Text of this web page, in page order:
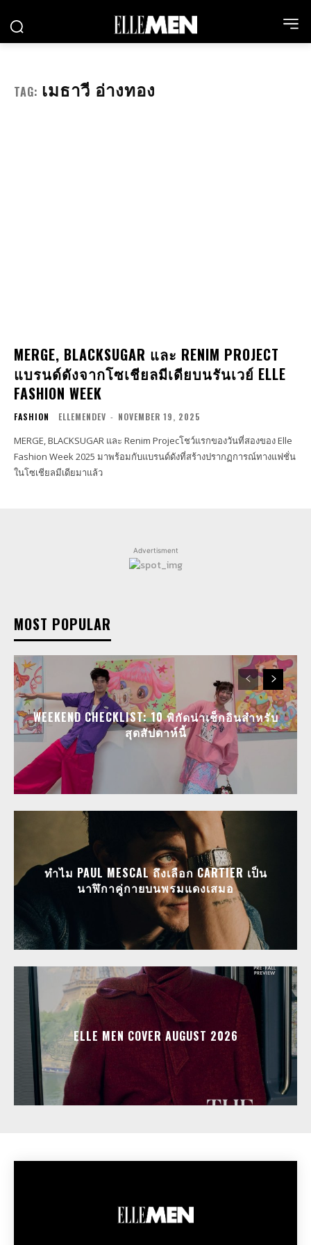
TAG: เมธาวี อ่างทอง
MERGE, BLACKSUGAR และ RENIM PROJECT
แบรนด์ดังจากโซเชียลมีเดียบนรันเวย์ ELLE
FASHION WEEK
FASHION ELLEMENDEV - NOVEMBER 19, 2025
MERGE, BLACKSUGAR และ Renim Projecโชว์แรกของวันที่สองของ Elle
Fashion Week 2025 มาพร้อมกับแบรนด์ดังที่สร้างปรากฏการณ์ทางแฟชั่น
ในโซเชียลมีเดียมาแล้ว
Advertisment
MOST POPULAR
WEEKEND CHECKLIST: 10 พิกัดน่าเช็กอินสำหรับ
สุดสัปดาห์นี้
ทำไม PAUL MESCAL ถึงเลือก CARTIER เป็น
นาฬิกาคู่กายบนพรมแดงเสมอ
ELLE MEN COVER AUGUST 2026